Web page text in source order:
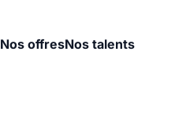
Nos offresNos talents